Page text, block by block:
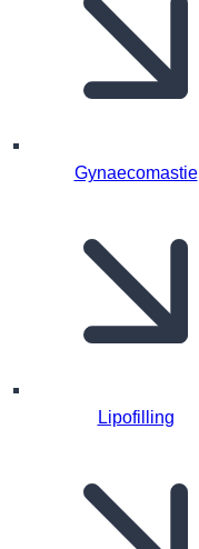
Gynaecomastie
Lipofilling